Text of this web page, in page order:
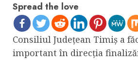
Spread the love
Consiliul Județean Timiș a
important în direcția